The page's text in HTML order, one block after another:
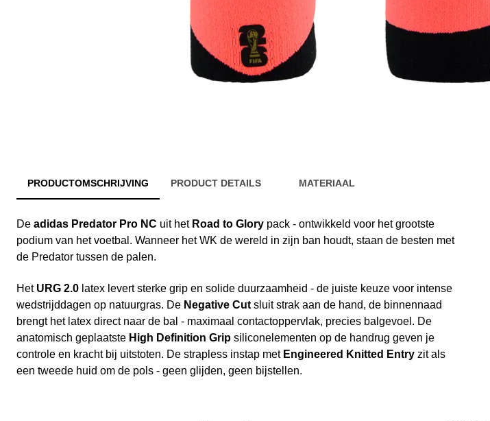
PRODUCTOMSCHRIJVING PRODUCT DETAILS MATERIAAL
De adidas Predator Pro NC uit het Road to Glory pack - ontwikkeld voor het grootste
podium van het voetbal. Wanneer het WK de wereld in zijn ban houdt, staan de besten met
de Predator tussen de palen.
Het URG 2.0 latex levert sterke grip en solide duurzaamheid - de juiste keuze voor intense
wedstrijddagen op natuurgras. De Negative Cutsluit strak aan de hand, de binnennaad
brengt het latex direct naar de bal - maximaal contactoppervlak, precies balgevoel. De
anatomisch geplaatste High Definition Grip siliconelementen op de handrug geven je
controle en kracht bij uitstoten. De strapless instap met Engineered Knitted Entry zit als
een tweede huid om de pols - geen glijden, geen bijstellen.